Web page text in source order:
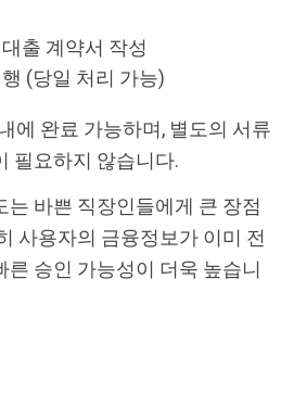
출 계약서 작성
(당일 처리 가능)
에 완료 가능하며, 별도의 서류
필요하지 않습니다.
는 바쁜 직장인들에게 큰 장점
사용자의 금융정보가 이미 전
른 승인 가능성이 더욱 높습니